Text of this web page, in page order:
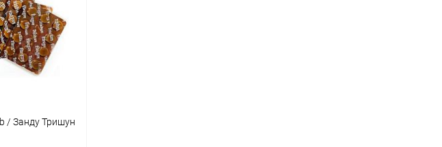
Сравнение
Под заказ
/ Занду Тришун